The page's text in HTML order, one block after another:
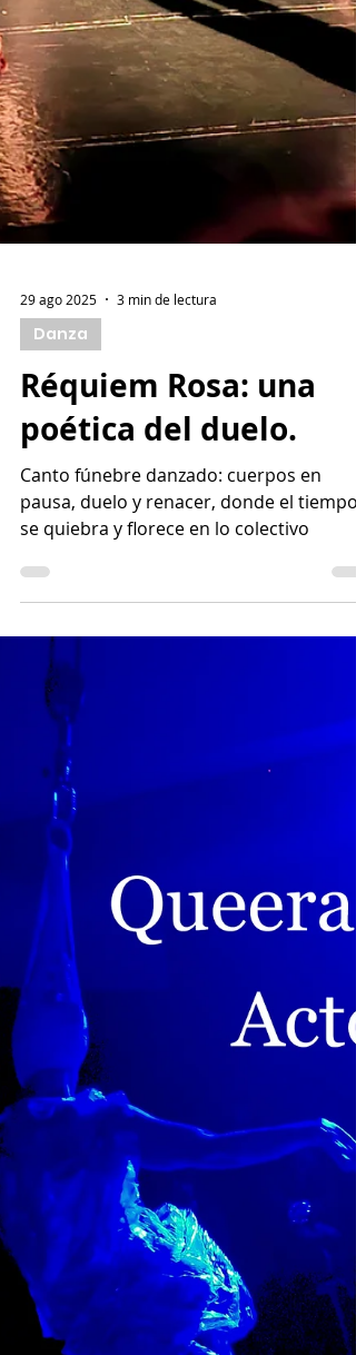
29 ago 2025 3 min de lectura
Réquiem Rosa: una
poética del duelo.
se quiebra y florece en lo colectivo